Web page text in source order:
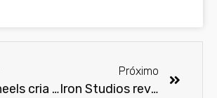
Hot Wheels cria carro inspirado em Darth Vader
Próximo
Iron Studios revela os colecionáveis exclusivos para a Comic Con Experience